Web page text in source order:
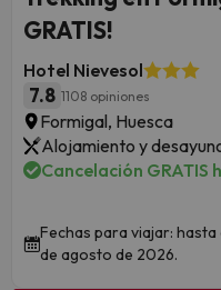
GRATIS!
Hotel Nievesol
7.8 1108 opiniones
Formigal, Huesca
Alojamiento y
Cancelación GRATIS
Fechas para viajar: hasta
de agosto de 2026.